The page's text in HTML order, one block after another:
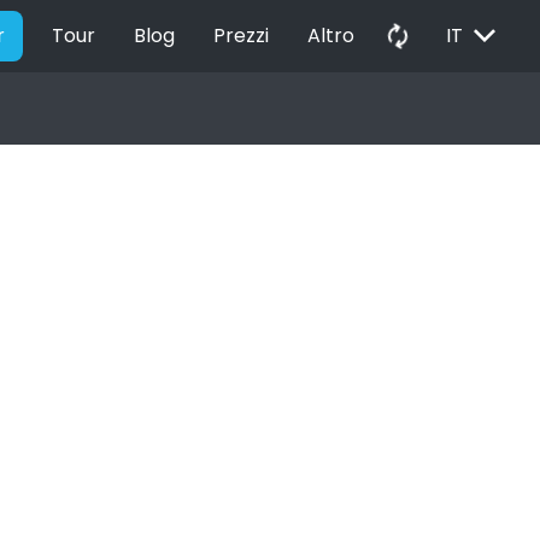
Tour Blog Prezzi Altro autorenew IT EXPAND_MORE